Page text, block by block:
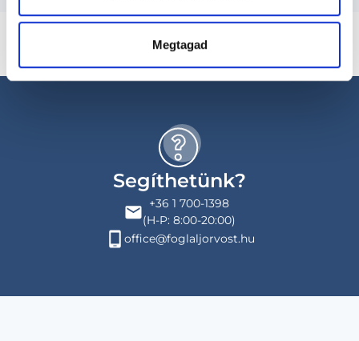
Megtagad
Segíthetünk?
+36 1 700-1398
(H-P: 8:00-20:00)
office@foglaljorvost.hu